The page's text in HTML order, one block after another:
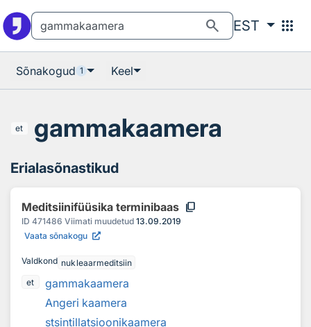
search EST apps
Sõnakogud 1 Keel
et gammakaamera
Erialasõnastikud
Meditsiinifüüsika terminibaas content_copy
ID 471486 Viimati muudetud 13.09.2019
Vaata sõnakogu
Valdkond nukleaarmeditsiin
et
gammakaamera
Angeri kaamera
stsintillatsioonikaamera